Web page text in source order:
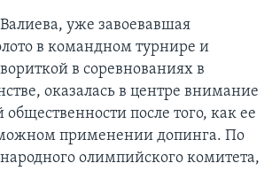
уже завоевавшая
в командном турнире и
в соревнованиях в
оказалась в центре внимание
после того, как ее
применении допинга. По
олимпийского комитета,